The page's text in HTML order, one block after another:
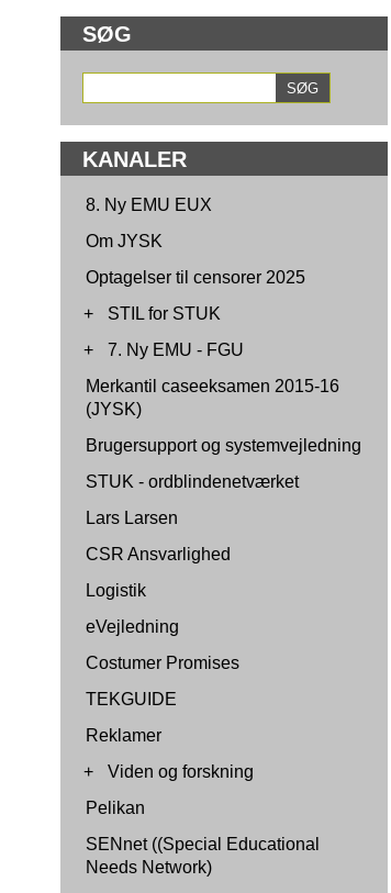
SØG
KANALER
8. Ny EMU EUX
Om JYSK
Optagelser til censorer 2025
+
STIL for STUK
+
7. Ny EMU - FGU
Merkantil caseeksamen 2015-16
(JYSK)
Brugersupport og systemvejledning
STUK - ordblindenetværket
Lars Larsen
CSR Ansvarlighed
Logistik
eVejledning
Costumer Promises
TEKGUIDE
Reklamer
+
Viden og forskning
Pelikan
SENnet ((Special Educational
Needs Network)